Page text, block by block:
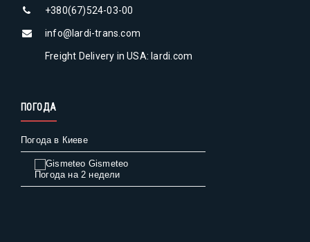
+380(67)524-03-00
info@lardi-trans.com
Freight Delivery in USA: lardi.com
ПОГОДА
Погода в Киеве
Gismeteo
Погода на 2 недели